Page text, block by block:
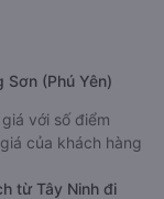
(Phú Yên)
với số điểm
của khách hàng
từ Tây Ninh đi